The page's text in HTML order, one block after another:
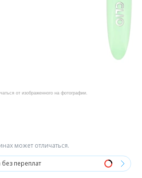
от изображенного на фотографии.
без переплат
может отличаться.